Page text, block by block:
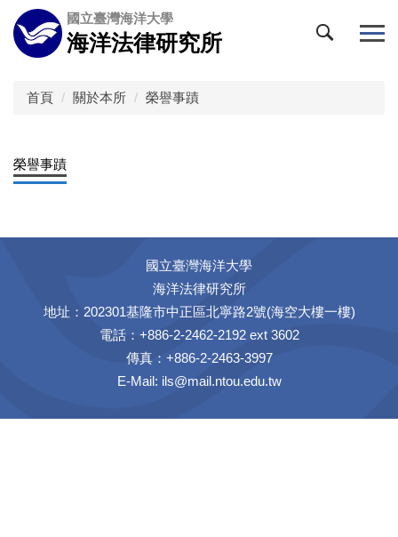
跳
到
主
國立臺灣海洋大學
海洋法律研究所
首頁 關於本所 榮譽事蹟
榮譽事蹟
國立臺灣海洋大學
海洋法律研究所
地址：202301基隆市中正區北寧路2號(海空大樓一樓)
電話：+886-2-2462-2192 ext 3602
傳真：+886-2-2463-3997
E-Mail: ils@mail.ntou.edu.tw